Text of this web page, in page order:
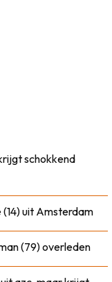
schokkend
uit Amsterdam
(79) overleden